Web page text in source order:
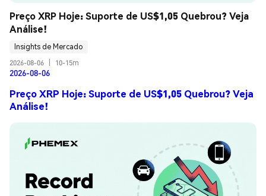
Preço XRP Hoje: Suporte de US$1,05 Quebrou? Veja
Análise!
Insights de Mercado
2026-08-06
10-15m
2026-08-06
Preço XRP Hoje: Suporte de US$1,05 Quebrou? Veja
Análise!